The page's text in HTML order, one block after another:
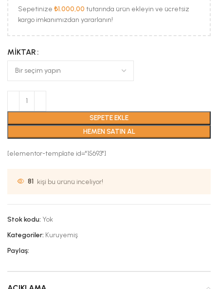
Sepetinize ₺1.000,00 tutarında ürün ekleyin ve ücretsiz
kargo imkanımızdan yararlanın!
MIKTAR
SEPETE EKLE
HEMEN SATIN AL
[elementor-template id="15693"]
81 kişi bu ürünü inceliyor!
Stok kodu: Yok
Kategoriler: Kuruyemiş
Paylaş: